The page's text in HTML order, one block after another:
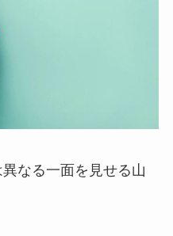
なる一面を見せる山